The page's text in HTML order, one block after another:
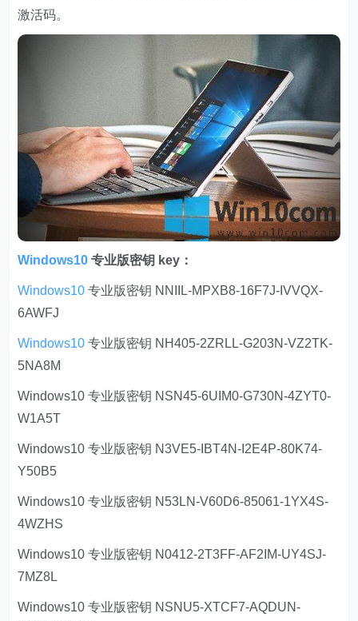
激活码。
Windows10 专业版密钥 key：
Windows10 专业版密钥 NNIIL-MPXB8-16F7J-IVVQX-
6AWFJ
Windows10 专业版密钥 NH405-2ZRLL-G203N-VZ2TK-
5NA8M
Windows10 专业版密钥 NSN45-6UIM0-G730N-4ZYT0-
W1A5T
Windows10 专业版密钥 N3VE5-IBT4N-I2E4P-80K74-
Y50B5
Windows10 专业版密钥 N53LN-V60D6-85061-1YX4S-
4WZHS
Windows10 专业版密钥 N0412-2T3FF-AF2IM-UY4SJ-
7MZ8L
Windows10 专业版密钥 NSNU5-XTCF7-AQDUN-